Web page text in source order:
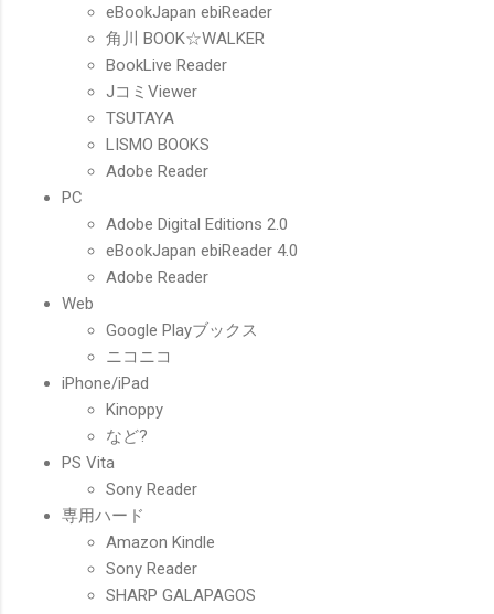
eBookJapan ebiReader
角川 BOOK☆WALKER
BookLive Reader
JコミViewer
TSUTAYA
LISMO BOOKS
Adobe Reader
PC
Adobe Digital Editions 2.0
eBookJapan ebiReader 4.0
Adobe Reader
Web
Google Playブックス
ニコニコ
iPhone/iPad
Kinoppy
など?
PS Vita
Sony Reader
専用ハード
Amazon Kindle
Sony Reader
SHARP GALAPAGOS